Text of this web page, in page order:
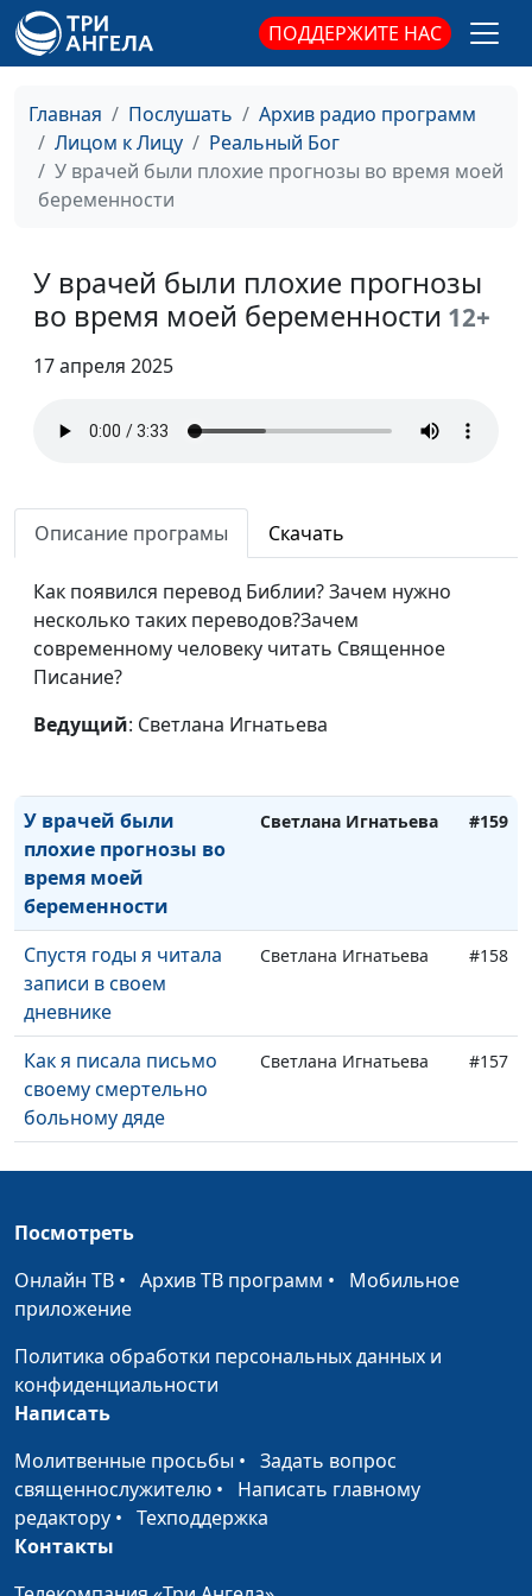
ПОДДЕРЖИТЕ НАС
Главная Послушать
Архив радио программ
Лицом к Лицу
Реальный Бог
У врачей были плохие прогнозы во время моей
беременности
У врачей были плохие прогнозы
во время моей беременности 12+
17 апреля 2025
Описание програмы Скачать
Как появился перевод Библии? Зачем нужно
несколько таких переводов?Зачем
современному человеку читать Священное
Писание?
Ведущий: Светлана Игнатьева
Как Бог остановил
время
Степан Аваков #168
Как Бог меня удивил Степан Аваков #167
Как Бог меня разбудил Степан Аваков #166
Удивительная история
Владивостока в
Москву
страшные истории
Каким чудом я здесь
Роман Седов #163
Где найти аэродром?
Как дать людям
чувство, что они
Роман Седов #161
Мой товарищ умирал
от передозировки
Виктор Крикунов,
христианского
У врачей были
плохие прогнозы во
время моей
беременности
Светлана Игнатьева #159
Спустя годы я читала
записи в своем
дневнике
Светлана Игнатьева #158
Как я писала письмо
своему смертельно
больному дяде
Светлана Игнатьева #157
Как обрести духовную
личной жизни
Светлана Игнатьева #156
Мечтай вместе с
Богом
Михаил Лазарь,
Принимая решение, я
не жду Божьего ответа
Михаил Лазарь,
Проблемы есть, а
денег нет
священнослужитель
Машина разбита,
девушка ушла к
другому... Боже,
почему всё так
Михаил Лазарь,
священнослужитель
Посмотреть
Онлайн ТВ • Архив ТВ программ • Мобильное
приложение
Политика обработки персональных данных и
конфиденциальности
Написать
Молитвенные просьбы • Задать вопрос
священнослужителю • Написать главному
редактору • Техподдержка
Контакты